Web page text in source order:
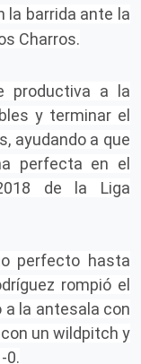
la barrida ante la
Charros.
productiva a la
y terminar el
ayudando a que
perfecta en el
de la Liga
perfecto hasta
rompió el
a la antesala con
un wildpitch y
0.